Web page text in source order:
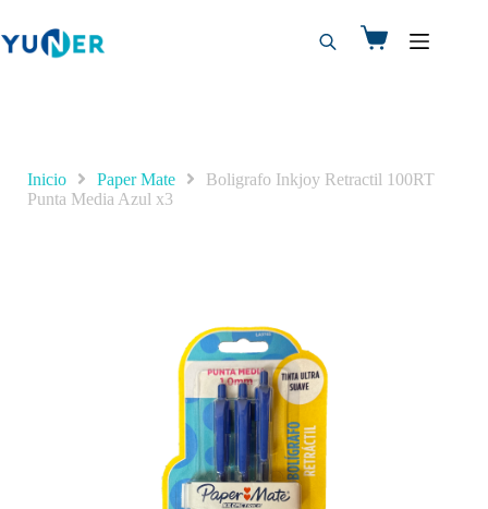
Inicio Paper Mate
Boligrafo Inkjoy Retractil 100RT
Punta Media Azul x3